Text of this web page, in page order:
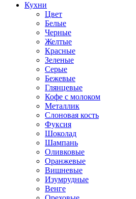
Кухни
Цвет
Белые
Черные
Желтые
Красные
Зеленые
Серые
Бежевые
Глянцевые
Кофе с молоком
Металлик
Слоновая кость
Фуксия
Шоколад
Шампань
Оливковые
Оранжевые
Вишневые
Изумрудные
Венге